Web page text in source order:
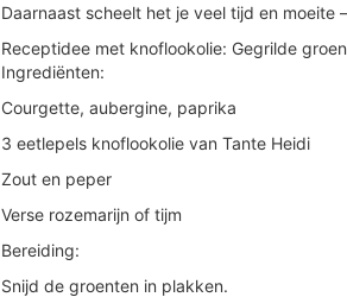
Daarnaast scheelt het je veel tijd en
Receptidee met knoflookolie: Gegrilde
Ingrediënten:
Courgette, aubergine, paprika
3 eetlepels knoflookolie van Tante Heidi
Zout en peper
Verse rozemarijn of tijm
Bereiding:
Snijd de groenten in plakken.